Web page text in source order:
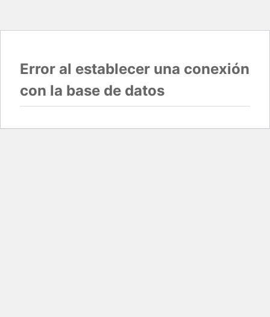
Error al establecer una conexión
con la base de datos